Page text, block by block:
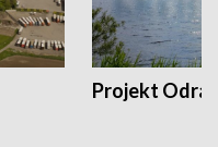
Projekt Odra